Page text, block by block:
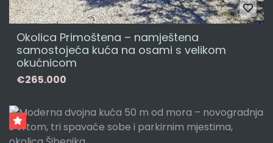
Okolica Primoštena – namještena
samostojeća kuća na osami s velikom
okućnicom
€265.000